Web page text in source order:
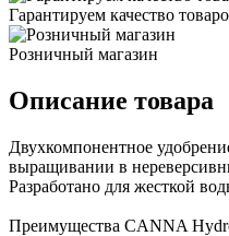
Гарантируем качество
Розничный магазин
Описание товара
Двухкомпонентное
выращивании в
Разработано для жесткой
Преимущества CANNA